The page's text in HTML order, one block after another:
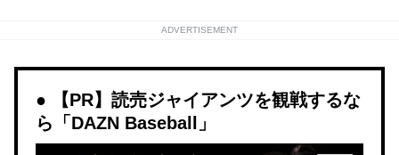
ADVERTISEMENT
【PR】読売ジャイアンツを観戦するな
ら「DAZN Baseball」